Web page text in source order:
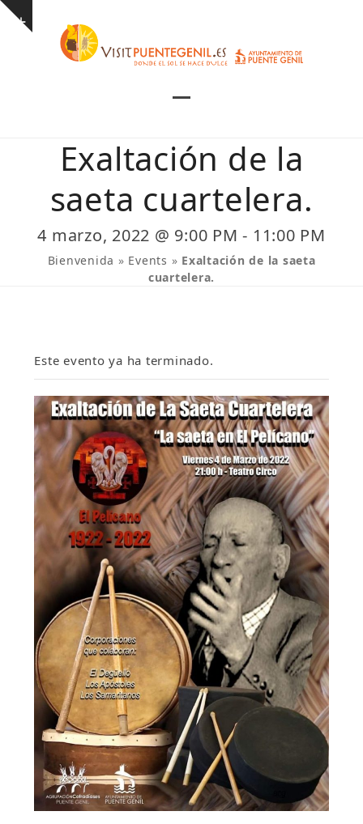
Skip
Show
mobile
menu
mobile
menu
Exaltación de la
saeta cuartelera.
4 marzo, 2022 @ 9:00 PM - 11:00 PM
Bienvenida » Events » Exaltación de la saeta
cuartelera.
Este evento ya ha terminado.